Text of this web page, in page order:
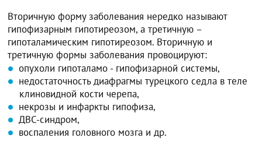
Вторичную форму заболевания нередко называют
гипофизарным гипотиреозом, а третичную –
гипоталамическим гипотиреозом. Вторичную и
третичную формы заболевания провоцируют:
опухоли гипоталамо - гипофизарной системы,
недостаточность диафрагмы турецкого седла в теле
клиновидной кости черепа,
некрозы и инфаркты гипофиза,
ДВС-синдром,
воспаления головного мозга и др.